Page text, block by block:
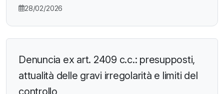
28/02/2026
Denuncia ex art. 2409 c.c.: presupposti,
attualità delle gravi irregolarità e limiti del